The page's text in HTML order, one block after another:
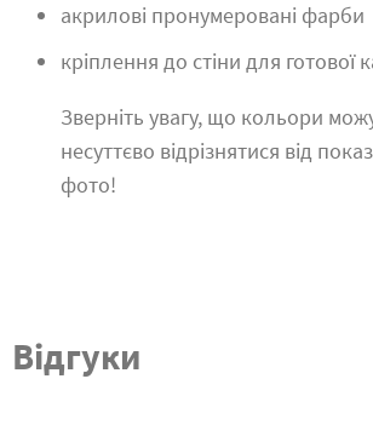
акрилові пронумеровані фарби
кріплення до стіни для готової
Зверніть увагу, що кольори
несуттєво відрізнятися від
фото!
Відгуки